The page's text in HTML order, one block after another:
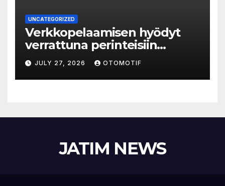
UNCATEGORIZED
Verkkopelaamisen hyödyt
verrattuna perinteisiin
pelipaikkoihin
JULY 27, 2026 OTOMOTIF
JATIM NEWS